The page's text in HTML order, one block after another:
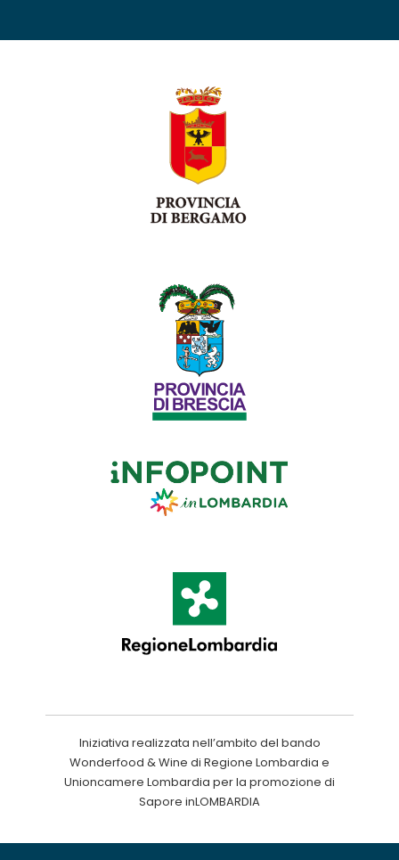
Iniziativa realizzata nell’ambito del bando
Wonderfood & Wine di Regione Lombardia e
Unioncamere Lombardia per la promozione di
Sapore inLOMBARDIA